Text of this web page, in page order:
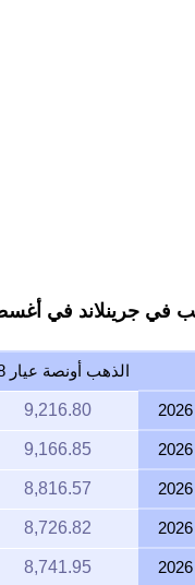
الذهب أونصة عيار 8
9,216.80
9,166.85
8,816.57
8,726.82
8,741.95
8,741.95